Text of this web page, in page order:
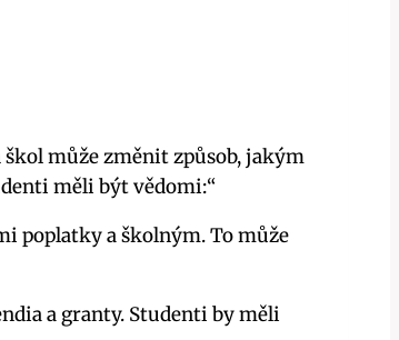
může změnit způsob, jakým
měli být vědomi:“
poplatky a školným. To může
a granty. Studenti by měli